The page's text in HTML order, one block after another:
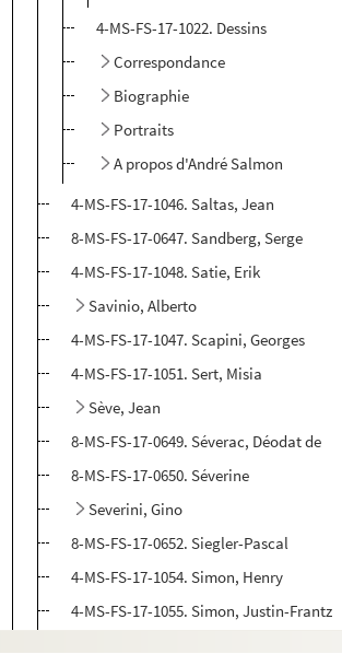
4-MS-FS-17-1022. Dessins
Correspondance
Biographie
Portraits
A propos d'André Salmon
4-MS-FS-17-1046. Saltas, Jean
8-MS-FS-17-0647. Sandberg, Serge
4-MS-FS-17-1048. Satie, Erik
Savinio, Alberto
4-MS-FS-17-1047. Scapini, Georges
4-MS-FS-17-1051. Sert, Misia
Sève, Jean
8-MS-FS-17-0649. Séverac, Déodat de
8-MS-FS-17-0650. Séverine
Severini, Gino
8-MS-FS-17-0652. Siegler-Pascal
4-MS-FS-17-1054. Simon, Henry
4-MS-FS-17-1055. Simon, Justin-Frantz